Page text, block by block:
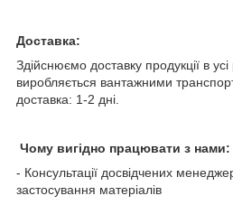
Доставка:
Здійснюємо доставку продукції в
виробляється вантажними
доставка: 1-2 дні.
Чому вигідно працювати з нами:
- Консультації досвідчених
застосування матеріалів